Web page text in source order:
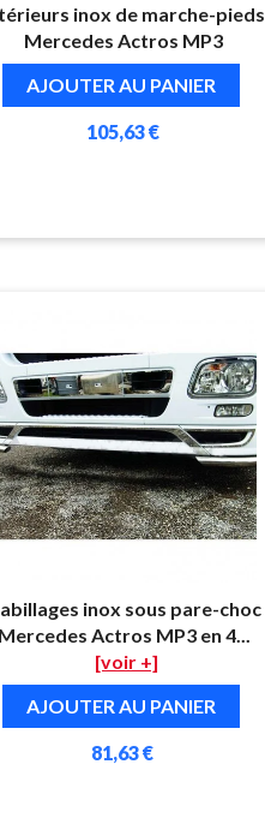
inox de marche-pieds
Mercedes Actros MP3
AJOUTER AU PANIER
105,63 €
inox sous pare-choc
Actros MP3 en 4...
[voir +]
AJOUTER AU PANIER
81,63 €